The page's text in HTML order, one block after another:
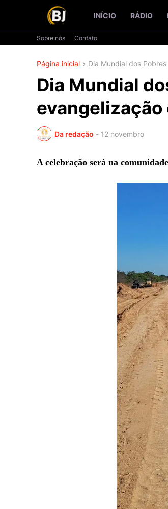
INÍCIO RÁDIO
Sobre nós Contato
Página inicial Dia Mundial dos Pobres
Dia Mundial
evangelização
Da redação - 12 novembro
A celebração será na